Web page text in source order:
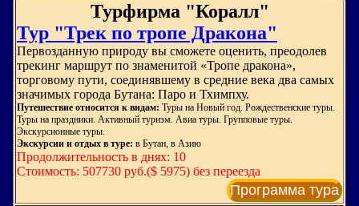
Турфирма "Коралл"
Тур "Трек по тропе Дракона"
Первозданную природу вы сможете оценить, преодолев
трекинг маршрут по знаменитой «Тропе дракона»,
торговому пути, соединявшему в средние века два самых
значимых города Бутана: Паро и Тхимпху.
Путешествие относится к видам: Туры на Новый год. Рождественские туры.
Туры на праздники. Активный туризм. Авиа туры. Групповые туры.
Экскурсионные туры.
Экскурсии и отдых в туре: в Бутан, в Азию
Продолжительность в днях: 10
Стоимость: 507730 руб.($ 5975) без переезда
Программа тура